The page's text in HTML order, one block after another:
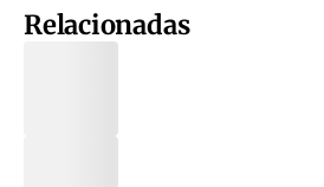
Relacionadas